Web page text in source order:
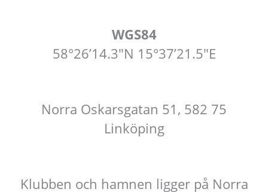
WGS84
58°26’14.3″N 15°37’21.5″E
Norra Oskarsgatan 51, 582 75
Linköping
Klubben och hamnen ligger på Norra